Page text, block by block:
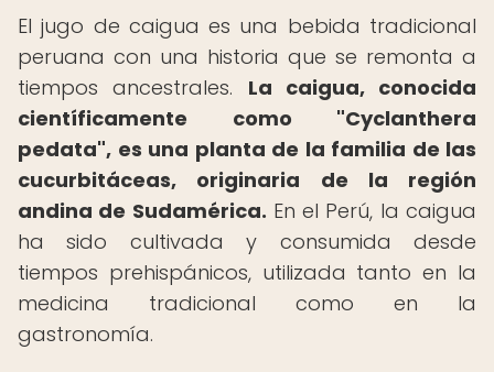
El jugo de caigua es una bebida tradicional
peruana con una historia que se remonta a
tiempos ancestrales. La caigua, conocida
científicamente como "Cyclanthera
pedata", es una planta de la familia de las
cucurbitáceas, originaria de la región
andina de Sudamérica. En el Perú, la caigua
ha sido cultivada y consumida desde
tiempos prehispánicos, utilizada tanto en la
medicina tradicional como en la
gastronomía.